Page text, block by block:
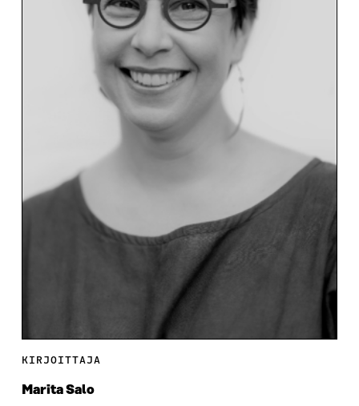
KIRJOITTAJA
Marita Salo